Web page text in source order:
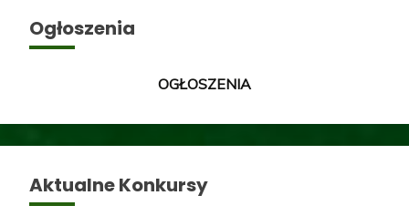
Ogłoszenia
OGŁOSZENIA
Aktualne Konkursy